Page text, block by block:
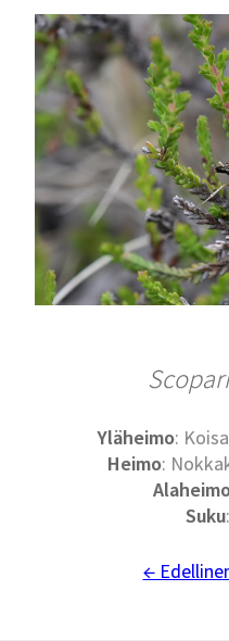
Yläheimo:
Heimo:
Suku:
←